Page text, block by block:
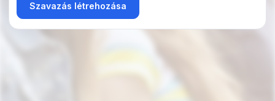
Szavazás létrehozása